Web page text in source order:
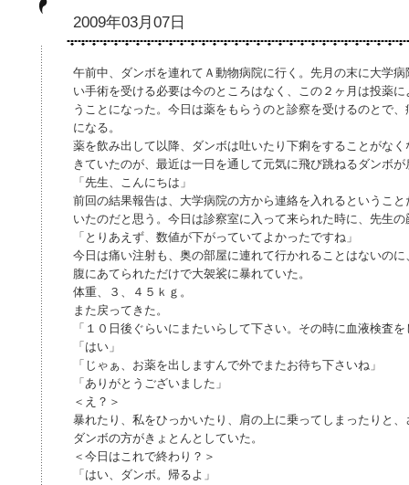
2009年03月07日
午前中、ダンボを連れてＡ動物病院に行く。先月の末に大学
い手術を受ける必要は今のところはなく、この２ヶ月は投薬
うことになった。今日は薬をもらうのと診察を受けるのとで
になる。
薬を飲み出して以降、ダンボは吐いたり下痢をすることがな
きていたのが、最近は一日を通して元気に飛び跳ねるダンボ
「先生、こんにちは」
前回の結果報告は、大学病院の方から連絡を入れるというこ
いたのだと思う。今日は診察室に入って来られた時に、先生
「とりあえず、数値が下がっていてよかったですね」
今日は痛い注射も、奥の部屋に連れて行かれることはないの
腹にあてられただけで大袈裟に暴れていた。
体重、３、４５ｋｇ。
また戻ってきた。
「１０日後ぐらいにまたいらして下さい。その時に血液検査
「はい」
「じゃぁ、お薬を出しますんで外でまたお待ち下さいね」
「ありがとうございました」
＜え？＞
暴れたり、私をひっかいたり、肩の上に乗ってしまったりと
ダンボの方がきょとんとしていた。
＜今日はこれで終わり？＞
「はい、ダンボ。帰るよ」